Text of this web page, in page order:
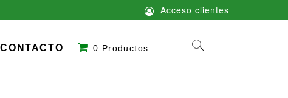
Acceso clientes
CONTACTO 0 Productos